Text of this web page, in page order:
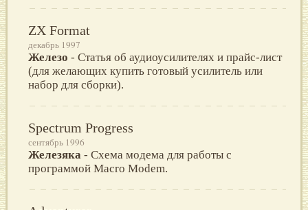
ZX Format
декабрь 1997
Железо - Статья об аудиоусилителях и прайс-лист
(для желающих купить готовый усилитель или
набор для сборки).
Spectrum Progress
сентябрь 1996
Железяка - Схема модема для работы c
программой Macro Modem.